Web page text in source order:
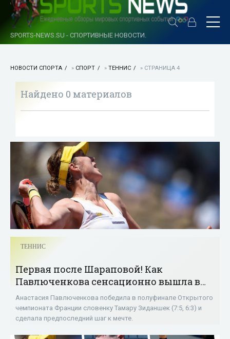
SPORTS-NEWS.SU - СПОРТИВНЫЕ НОВОСТИ.
НОВОСТИ СПОРТА » СПОРТ » ТЕННИС » СТРАНИЦА 4
Найдено 0 материалов
ТЕННИС
Первая после Шараповой! Как
Павлюченкова сенсационно вышла в
финал «Ролан Гаррос» - «Теннис»
Анастасия Павлюченкова победила в полуфинале Открытого
чемпионата Франции словенку Тамару Зиданшек (7:5, 6:3) и
сделала предпоследний шаг к мечте.